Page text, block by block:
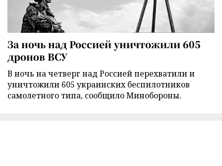
За ночь над Россией уничтожили 605
дронов ВСУ
В ночь на четверг над Россией перехватили и
уничтожили 605 украинских беспилотников
самолетного типа, сообщило Минобороны.